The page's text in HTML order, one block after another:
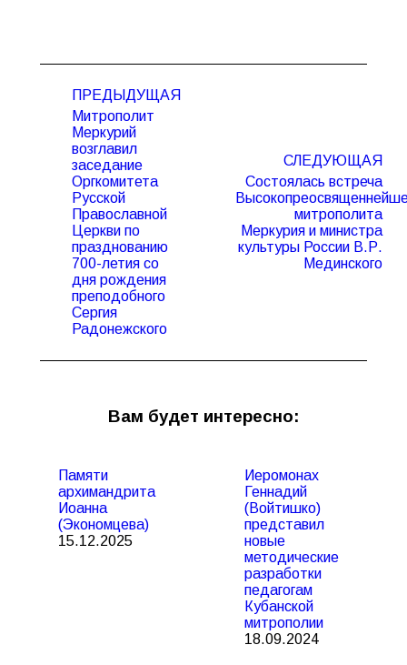
записям
ПРЕДЫДУЩАЯ
Предыдущая
запись:
Митрополит
Меркурий
возглавил
заседание
Оргкомитета
Русской
Православной
Церкви по
празднованию
700-летия со
дня рождения
преподобного
Сергия
Радонежского
СЛЕДУЮЩАЯ
Следующая
запись:
Состоялась встреча
митрополита
Меркурия и министра
культуры России В.Р.
Мединского
Вам будет интересно:
Памяти
архимандрита
Иоанна
(Экономцева)
15.12.2025
Иеромонах
Геннадий
(Войтишко)
представил
новые
методические
разработки
педагогам
Кубанской
митрополии
18.09.2024